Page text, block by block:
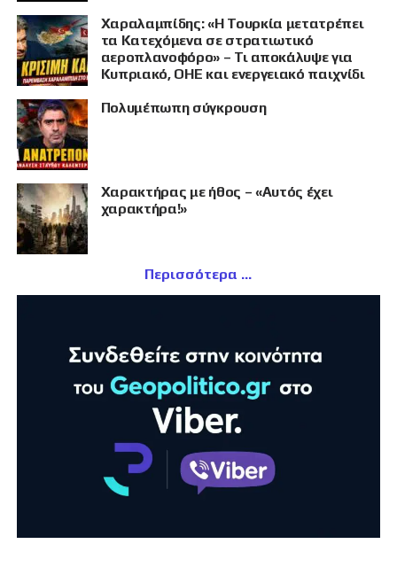
Χαραλαμπίδης: «Η Τουρκία μετατρέπει
τα Κατεχόμενα σε στρατιωτικό
αεροπλανοφόρο» – Τι αποκάλυψε για
Κυπριακό, ΟΗΕ και ενεργειακό παιχνίδι
Πολυμέπωπη σύγκρουση
Χαρακτήρας με ήθος – «Αυτός έχει
χαρακτήρα!»
Περισσότερα